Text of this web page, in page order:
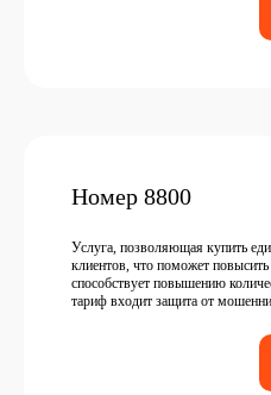
Номер 8800
Услуга, позволяющая купить
клиентов, что поможет
способствует повышению
тариф входит защита от